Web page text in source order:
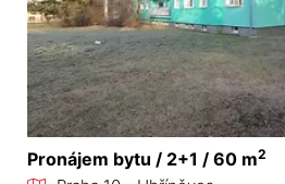
Pronájem bytu / 2+1 / 60 m2